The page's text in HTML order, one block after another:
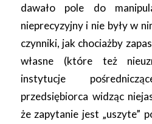
dawało pole do
nieprecyzyjny i nie były w
czynniki, jak chociażby
własne (które też
instytucje
przedsiębiorca widząc
że zapytanie jest „uszyte”